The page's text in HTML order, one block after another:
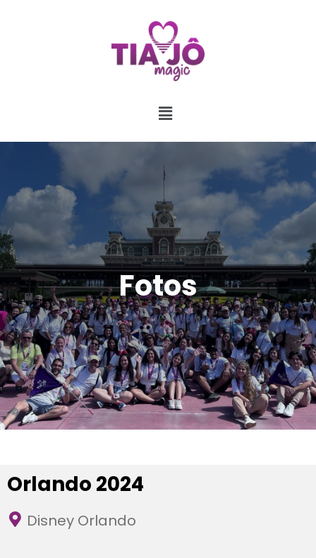
Fotos
Orlando 2024
Disney Orlando